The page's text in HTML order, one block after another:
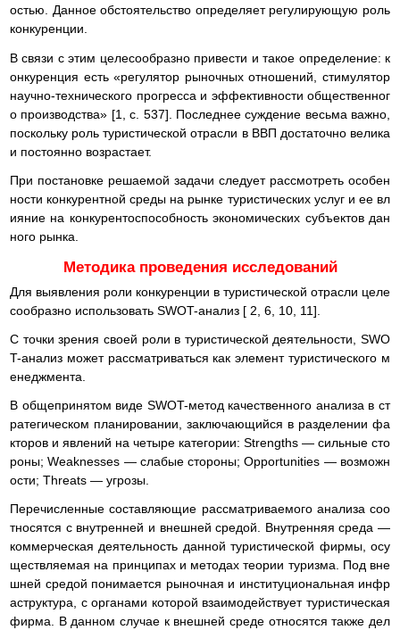
остью. Данное обстоятельство определяет регулирующую роль
конкуренции.
В связи с этим целесообразно привести и такое определение: к
онкуренция есть «регулятор рыночных отношений, стимулятор
научно-технического прогресса и эффективности общественног
о производства» [1, с. 537]. Последнее суждение весьма важно,
поскольку роль туристической отрасли в ВВП достаточно велика
и постоянно возрастает.
При постановке решаемой задачи следует рассмотреть особен
ности конкурентной среды на рынке туристических услуг и ее вл
ияние на конкурентоспособность экономических субъектов дан
ного рынка.
Методика проведения исследований
Для выявления роли конкуренции в туристической отрасли целе
сообразно использовать SWOT-анализ [ 2, 6, 10, 11].
С точки зрения своей роли в туристической деятельности, SWO
T-анализ может рассматриваться как элемент туристического м
енеджмента.
В общепринятом виде SWOT-метод качественного анализа в ст
ратегическом планировании, заключающийся в разделении фа
кторов и явлений на четыре категории: Strengths — сильные сто
роны; Weaknesses — слабые стороны; Opportunities — возможн
ости; Threats — угрозы.
Перечисленные составляющие рассматриваемого анализа соо
тносятся с внутренней и внешней средой. Внутренняя среда —
коммерческая деятельность данной туристической фирмы, осу
ществляемая на принципах и методах теории туризма. Под вне
шней средой понимается рыночная и институциональная инфр
аструктура, с органами которой взаимодействует туристическая
фирма. В данном случае к внешней среде относятся также дел